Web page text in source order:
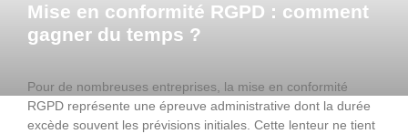
Mise en conformité RGPD : comment
gagner du temps ?
Pour de nombreuses entreprises, la mise en conformité
RGPD représente une épreuve administrative dont la durée
excède souvent les prévisions initiales. Cette lenteur ne tient